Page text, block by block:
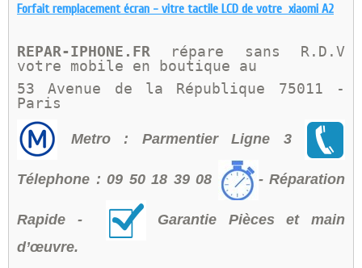
Forfait remplacement écran - vitre tactile LCD de votre xiaomi A2
REPAR-IPHONE.FR
répare sans R.D.V
votre mobile en boutique au
53 Avenue de la République 75011 -
Paris
Metro : Parmentier Ligne 3
Télephone : 09 50 18 39 08 - Réparation
Rapide -
Garantie Pièces et main
d’œuvre.